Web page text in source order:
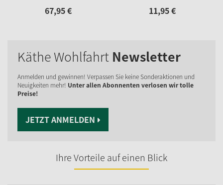
67,95€ 11,95€
Käthe Wohlfahrt Newsletter
Anmelden und gewinnen! Verpassen Sie keine Sonderaktionen und
Neuigkeiten mehr! Unter allen Abonnenten verlosen wir tolle
Preise!
JETZT ANMELDEN
Ihre Vorteile auf einen Blick